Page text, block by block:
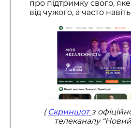
про підтримку свого,
від чужого, а часто
(Скриншотз
телеканалу